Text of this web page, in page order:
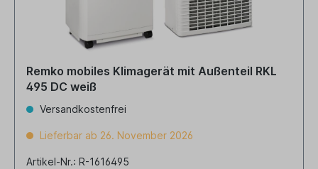
Remko mobiles Klimagerät mit Außenteil RKL
495 DC weiß
Versandkostenfrei
Lieferbar ab 26. November 2026
Artikel-Nr.: R-1616495